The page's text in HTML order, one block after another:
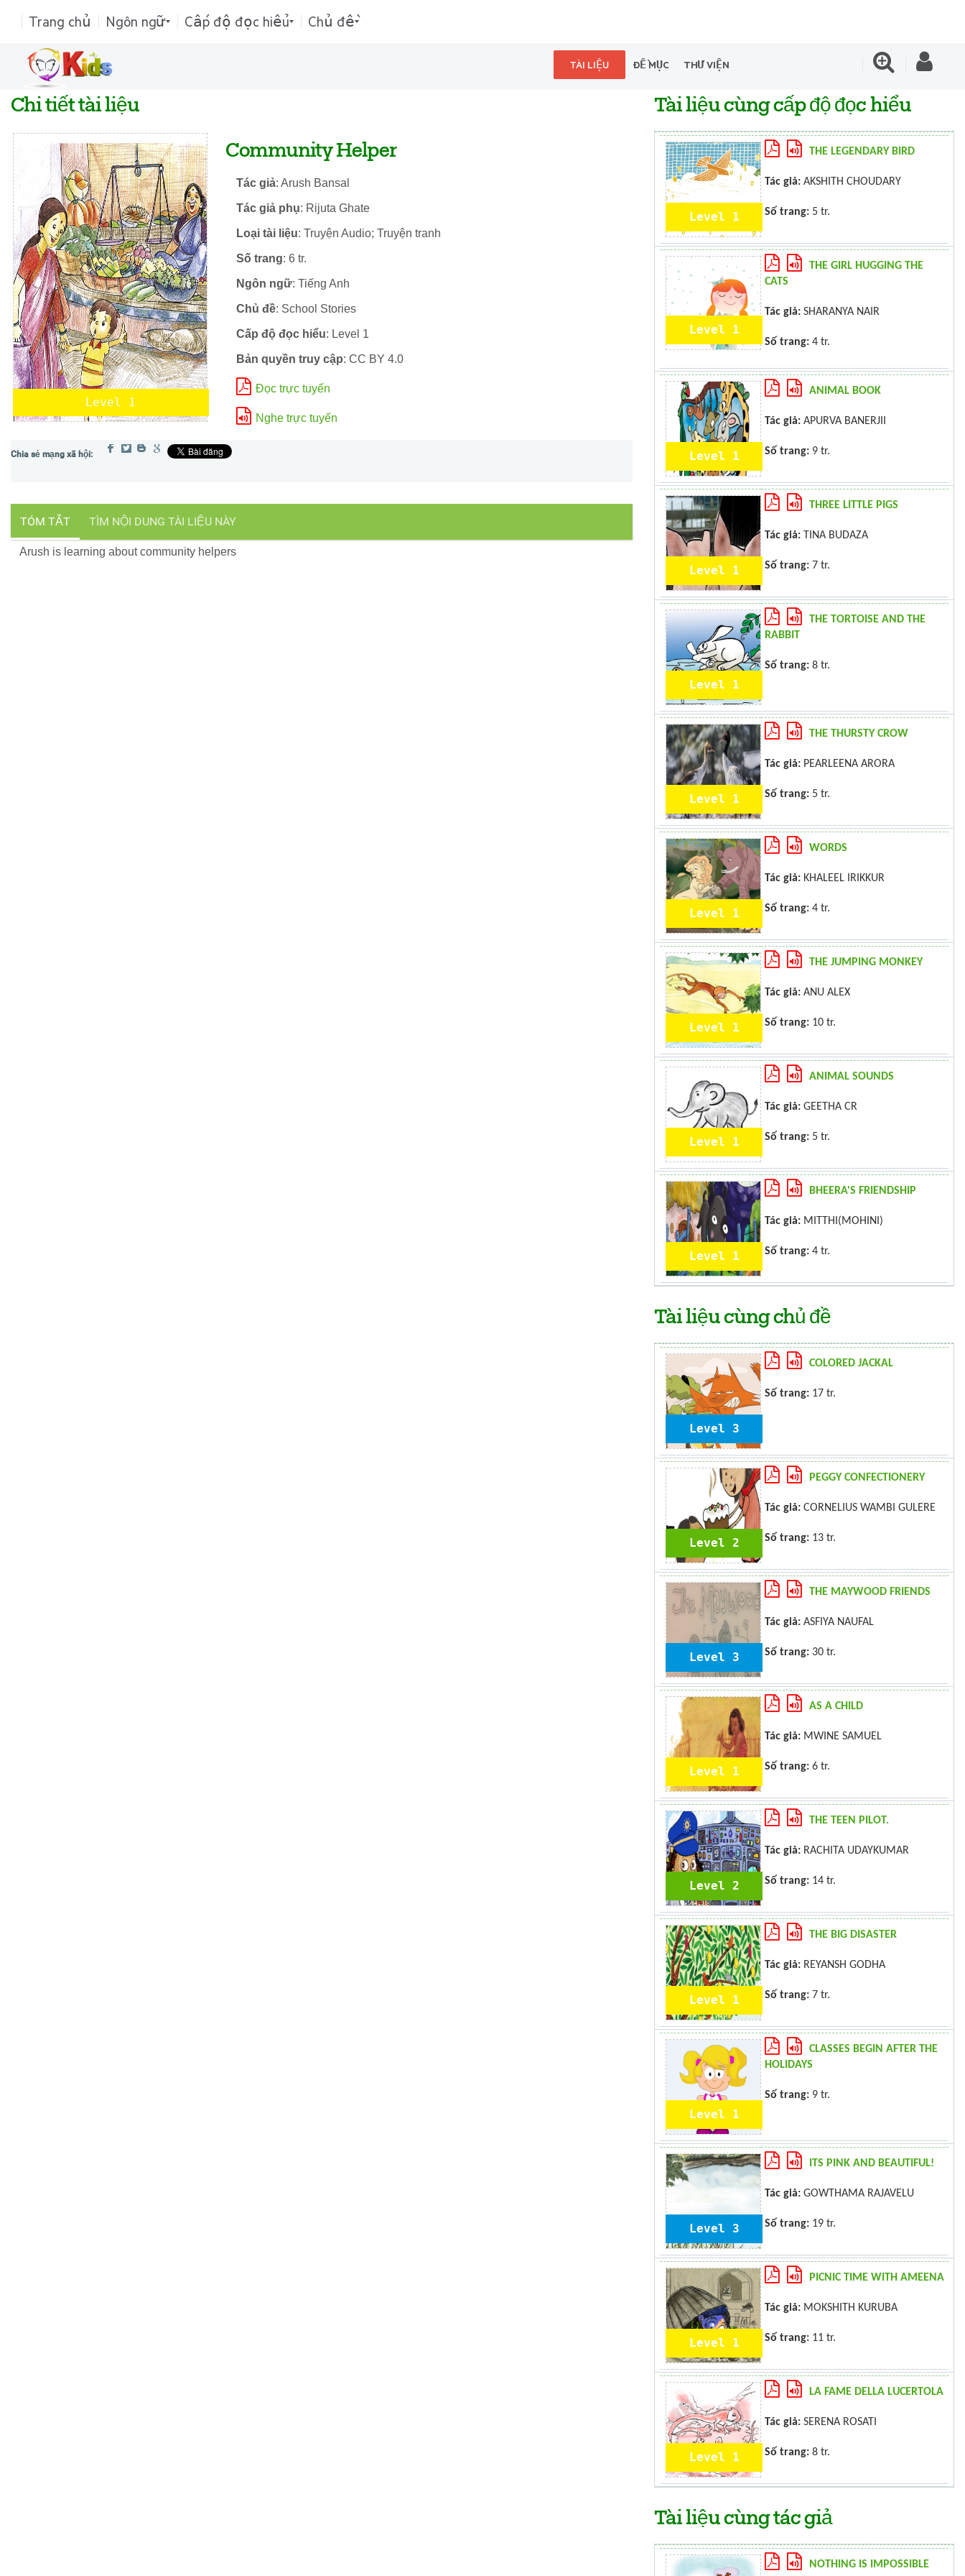
Trang chủ Ngôn ngữ Cấp độ đọc hiểu Chủ đề
TÀI LIỆU ĐỀ MỤC THƯ VIỆN
Chi tiết tài liệu
Level 1
Community Helper
Tác giả: Arush Bansal
Tác giả phụ: Rijuta Ghate
Loại tài liệu: Truyện Audio; Truyện tranh
Số trang: 6 tr.
Ngôn ngữ: Tiếng Anh
Chủ đề: School Stories
Cấp độ đọc hiểu: Level 1
Bản quyền truy cập: CC BY 4.0
Đọc trực tuyến
Nghe trực tuyến
TÓM TẮT TÌM NỘI DUNG TÀI LIỆU NÀY
Arush is learning about community helpers
Tài liệu cùng cấp độ đọc hiểu
Level 1
THE LEGENDARY BIRD
Tác giả: AKSHITH CHOUDARY
Số trang: 5 tr.
Level 1
THE GIRL HUGGING THE
CATS
Tác giả: SHARANYA NAIR
Số trang: 4 tr.
Level 1
ANIMAL BOOK
Tác giả: APURVA BANERJII
Số trang: 9 tr.
Level 1
THREE LITTLE PIGS
Tác giả: TINA BUDAZA
Số trang: 7 tr.
Level 1
THE TORTOISE AND THE
RABBIT
Số trang: 8 tr.
Level 1
THE THURSTY CROW
Tác giả: PEARLEENA ARORA
Số trang: 5 tr.
Level 1
WORDS
Tác giả: KHALEEL IRIKKUR
Số trang: 4 tr.
Level 1
THE JUMPING MONKEY
Tác giả: ANU ALEX
Số trang: 10 tr.
Level 1
ANIMAL SOUNDS
Tác giả: GEETHA CR
Số trang: 5 tr.
Level 1
BHEERA'S FRIENDSHIP
Tác giả: MITTHI(MOHINI)
Số trang: 4 tr.
Tài liệu cùng chủ đề
Level 3
COLORED JACKAL
Số trang: 17 tr.
Level 2
PEGGY CONFECTIONERY
Tác giả: CORNELIUS WAMBI GULERE
Số trang: 13 tr.
Level 3
THE MAYWOOD FRIENDS
Tác giả: ASFIYA NAUFAL
Số trang: 30 tr.
Level 1
AS A CHILD
Tác giả: MWINE SAMUEL
Số trang: 6 tr.
Level 2
THE TEEN PILOT.
Tác giả: RACHITA UDAYKUMAR
Số trang: 14 tr.
Level 1
THE BIG DISASTER
Tác giả: REYANSH GODHA
Số trang: 7 tr.
Level 1
CLASSES BEGIN AFTER THE
HOLIDAYS
Số trang: 9 tr.
Level 3
ITS PINK AND BEAUTIFUL!
Tác giả: GOWTHAMA RAJAVELU
Số trang: 19 tr.
Level 1
PICNIC TIME WITH AMEENA
Tác giả: MOKSHITH KURUBA
Số trang: 11 tr.
Level 1
LA FAME DELLA LUCERTOLA
Tác giả: SERENA ROSATI
Số trang: 8 tr.
Tài liệu cùng tác giả
NOTHING IS IMPOSSIBLE